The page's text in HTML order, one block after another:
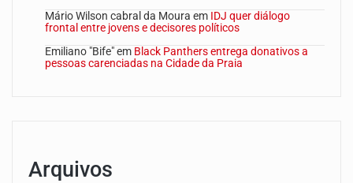
Mário Wilson cabral da Moura em IDJ quer diálogo
frontal entre jovens e decisores políticos
Emiliano "Bife"em Black Panthers entrega donativos a
pessoas carenciadas na Cidade da Praia
Arquivos